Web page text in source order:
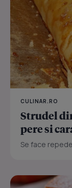
CULINAR.RO
Strudel
pere si
Se face